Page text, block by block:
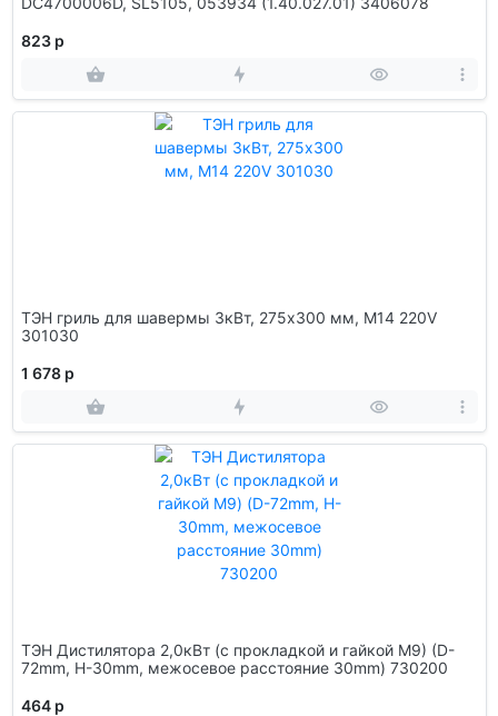
823 р
ТЭН гриль для шавермы 3кВт, 275х300 мм, М14 220V
301030
1 678 р
ТЭН Дистилятора 2,0кВт (с прокладкой и гайкой M9) (D-
72mm, H-30mm, межосевое расстояние 30mm) 730200
464 р